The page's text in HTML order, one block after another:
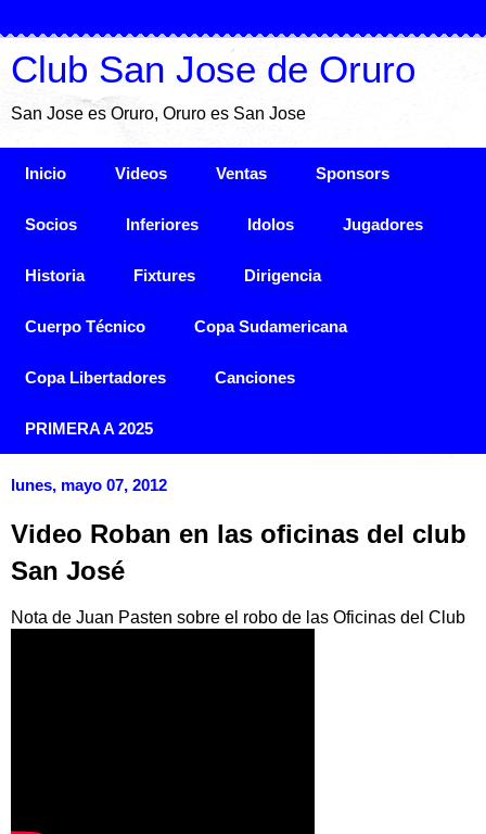
Club San Jose de Oruro
San Jose es Oruro, Oruro es San Jose
Inicio Videos Ventas Sponsors
Socios Inferiores Idolos Jugadores
Historia Fixtures Dirigencia
Cuerpo Técnico Copa Sudamericana
Copa Libertadores Canciones
PRIMERA A 2025
lunes, mayo 07, 2012
Video Roban en las oficinas del club
San José
Nota de Juan Pasten sobre el robo de las Oficinas del Club